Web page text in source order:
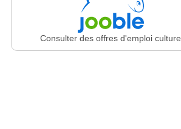
Consulter des offres d'emploi culture